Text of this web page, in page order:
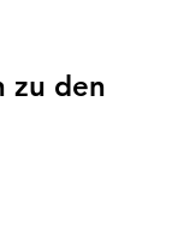
zu den